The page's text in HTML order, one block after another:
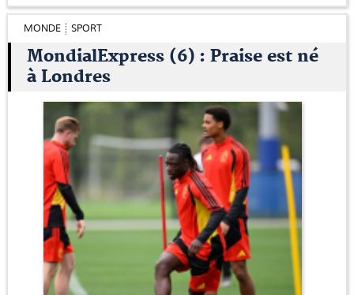
MONDE SPORT
MondialExpress (6) : Praise est né
à Londres